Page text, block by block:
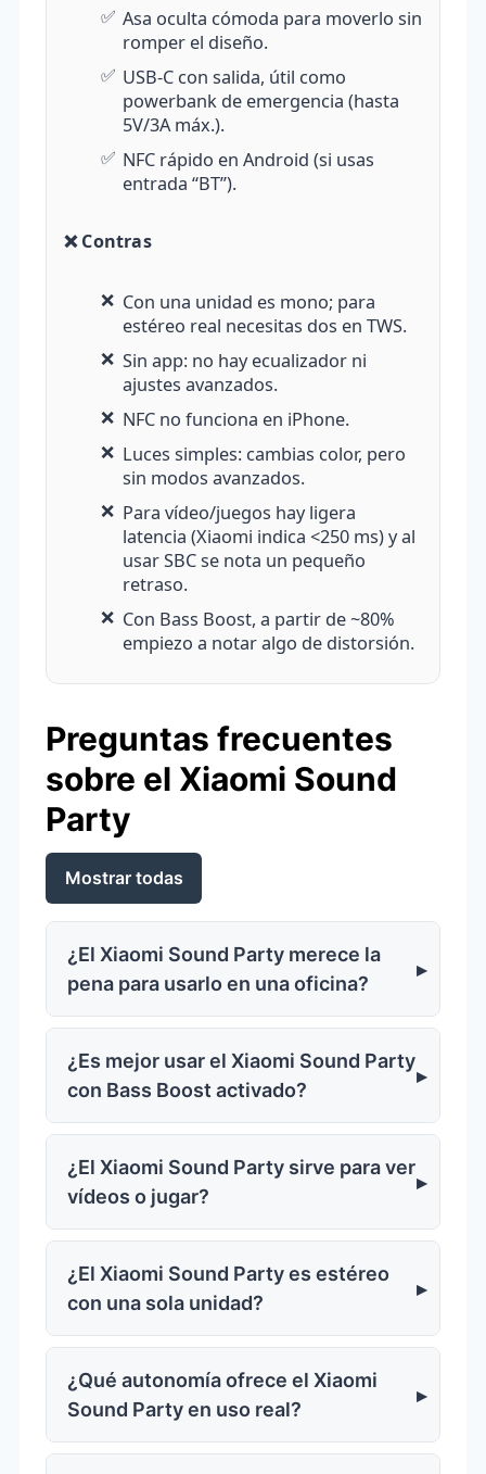
✅ Asa oculta cómoda para moverlo sin
romper el diseño.
✅ USB-C con salida, útil como
powerbank de emergencia (hasta
5V/3A máx.).
✅ NFC rápido en Android (si usas
entrada “BT”).
❌ Contras
❌ Con una unidad es mono; para
estéreo real necesitas dos en TWS.
❌ Sin app: no hay ecualizador ni
ajustes avanzados.
❌ NFC no funciona en iPhone.
❌ Luces simples: cambias color, pero
sin modos avanzados.
❌ Para vídeo/juegos hay ligera
latencia (Xiaomi indica <250 ms) y al
usar SBC se nota un pequeño
retraso.
❌ Con Bass Boost, a partir de ~80%
empiezo a notar algo de distorsión.
Preguntas frecuentes
sobre el Xiaomi Sound
Party
Mostrar todas
¿El Xiaomi Sound Party merece la
pena para usarlo en una oficina?
¿Es mejor usar el Xiaomi Sound Party
con Bass Boost activado?
¿El Xiaomi Sound Party sirve para ver
vídeos o jugar?
¿El Xiaomi Sound Party es estéreo
con una sola unidad?
¿Qué autonomía ofrece el Xiaomi
Sound Party en uso real?